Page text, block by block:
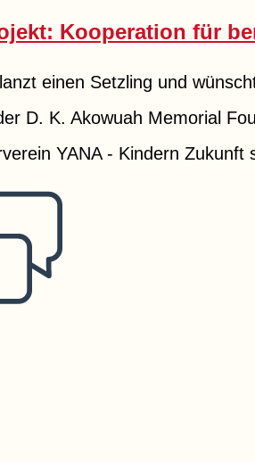
Kooperation für
einen Setzling und
D. K. Akowuah Memorial
YANA - Kindern